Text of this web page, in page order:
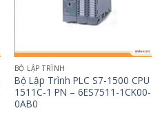
BỘ LẬP TRÌNH
Bộ Lập Trình PLC S7-1500 CPU
1511C-1 PN – 6ES7511-1CK00-
0AB0